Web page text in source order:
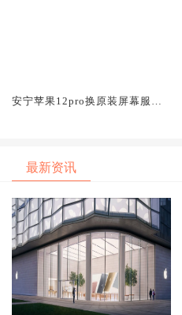
安宁苹果12pro换原装屏幕服务
最新资讯